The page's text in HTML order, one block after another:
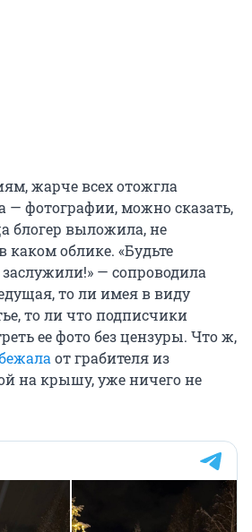
жарче всех отожгла
— фотографии, можно сказать,
блогер выложила, не
каком облике. «Будьте
— сопроводила
то ли имея в виду
то ли что подписчики
ее фото без цензуры. Что ж,
от грабителя из
на крышу, уже ничего не